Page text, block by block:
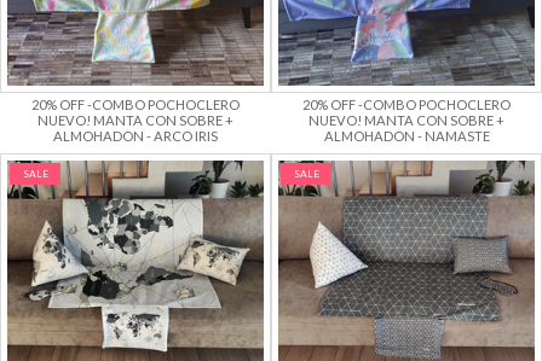
20% OFF -COMBO POCHOCLERO
NUEVO! MANTA CON SOBRE +
ALMOHADON - ARCO IRIS
20% OFF -COMBO POCHOCLERO
NUEVO! MANTA CON SOBRE +
ALMOHADON - NAMASTE
SALE SALE